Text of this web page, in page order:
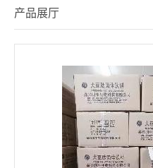
产品展厅